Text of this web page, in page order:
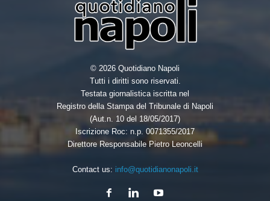
© 2026 Quotidiano Napoli
Tutti i diritti sono riservati.
Testata giornalistica iscritta nel
Registro della Stampa del Tribunale di Napoli
(Aut.n. 10 del 18/05/2017)
Iscrizione Roc: n.p. 0071355/2017
Direttore Responsabile Pietro Leoncelli
Contact us: info@quotidianonapoli.it